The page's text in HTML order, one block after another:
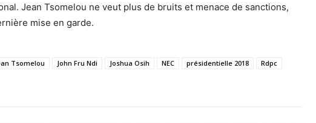
Jean Tsomelou ne veut plus de bruits et menace de sanctions,
mise en garde.
Tsomelou John Fru Ndi Joshua Osih NEC présidentielle 2018
Rdpc